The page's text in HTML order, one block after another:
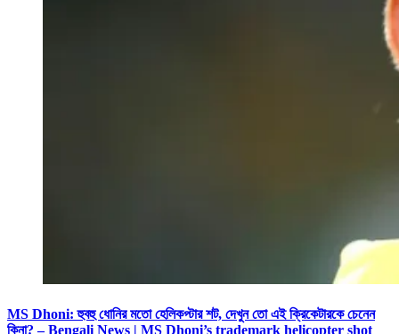
MS Dhoni: হুবহু ধোনির মতো হেলিকপ্টার শট, দেখুন তো এই ক্রিকেটারকে চেনেন
কিনা? – Bengali News | MS Dhoni’s trademark helicopter shot